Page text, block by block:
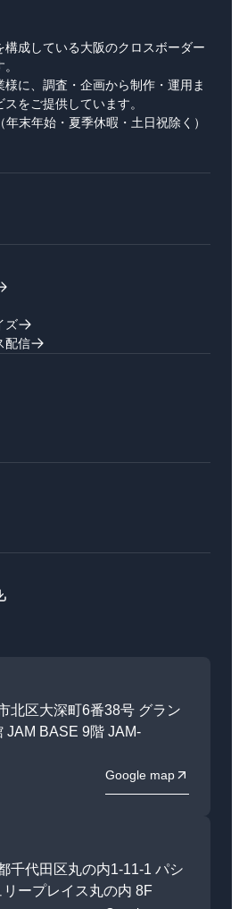
成している大阪のクロスボーダー
に、調査・企画から制作・運用ま
をご提供しています。
末年始・夏季休暇・土日祝除く）
ズ
配信
北区大深町6番38号 グラン
JAM BASE 9階 JAM-
Google map
千代田区丸の内1-11-1 パシ
ープレイス丸の内 8F